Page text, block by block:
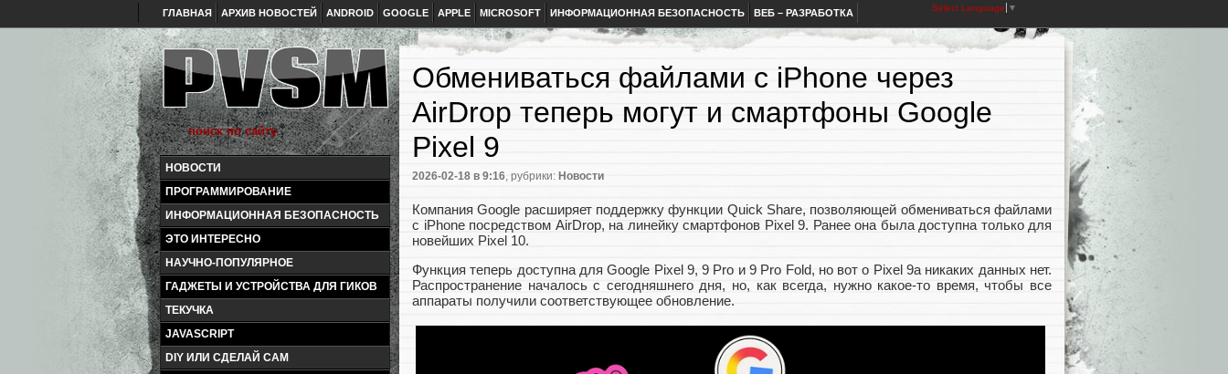
ГЛАВНАЯ АРХИВ НОВОСТЕЙ ANDROID GOOGLE APPLE MICROSOFT ИНФОРМАЦИОННАЯ БЕЗОПАСНОСТЬ ВЕБ – РАЗРАБОТКА Select Language ▼
НОВОСТИ
ПРОГРАММИРОВАНИЕ
ИНФОРМАЦИОННАЯ БЕЗОПАСНОСТЬ
ЭТО ИНТЕРЕСНО
НАУЧНО-ПОПУЛЯРНОЕ
ГАДЖЕТЫ И УСТРОЙСТВА ДЛЯ ГИКОВ
ТЕКУЧКА
JAVASCRIPT
DIY ИЛИ СДЕЛАЙ САМ
Обмениваться файлами с iPhone через
AirDrop теперь могут и смартфоны Google
Pixel 9
2026-02-18 в 9:16, рубрики: Новости
Компания Google расширяет поддержку функции Quick Share, позволяющей обмениваться файлами
с iPhone посредством AirDrop, на линейку смартфонов Pixel 9. Ранее она была доступна только для
новейших Pixel 10.
Функция теперь доступна для Google Pixel 9, 9 Pro и 9 Pro Fold, но вот o Pixel 9a никаких данных нет.
Распространение началось с сегодняшнего дня, но, как всегда, нужно какое-то время, чтобы все
аппараты получили соответствующее обновление.